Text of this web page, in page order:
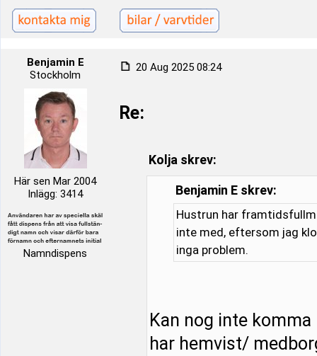
Benjamin E
Stockholm
Här sen Mar 2004
Inlägg: 3414
Namndispens
20 Aug 2025 08:24
Re:
Kolja skrev:
Benjamin E skrev:
Hustrun har
inte med, eftersom jag
inga problem.
Kan nog inte
har hemvist/